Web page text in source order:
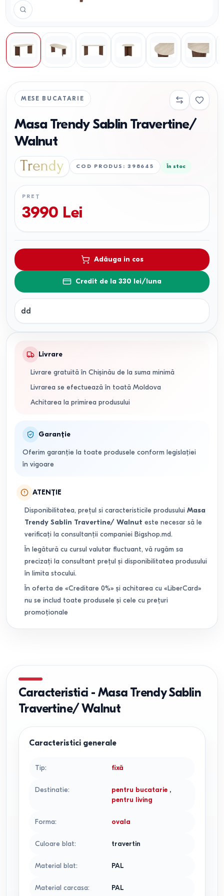
MESE BUCATARIE
Masa Trendy Sablin Travertine/
Walnut
COD PRODUS :398645 În stoc
PREȚ
3990 Lei
Adăuga in cos
Credit de la 330 lei/luna
dd
Livrare
Livrare gratuită în Chișinău de la suma minimă
Livrarea se efectuează în toată Moldova
Achitarea la primirea produsului
Garanție
Oferim garanție la toate produsele conform legislației
în vigoare
ATENȚIE
Disponibilitatea, prețul si caracteristicile produsului Masa
Trendy Sablin Travertine/ Walnut este necesar să le
verificați la consultanții companiei Bigshop.md.
În legătură cu cursul valutar fluctuant, vă rugăm sa
precizați la consultant prețul și disponibilitatea produsului
în limita stocului.
În oferta de «Creditare 0%» și achitarea cu «LiberCard»
nu se includ toate produsele și cele cu prețuri
promoționale
Caracteristici - Masa Trendy Sablin
Travertine/ Walnut
Caracteristici generale
Tip: fixă
Destinatie: pentru bucatarie ,
pentru living
Forma: ovala
Culoare blat: travertin
Material blat: PAL
Material carcasa: PAL